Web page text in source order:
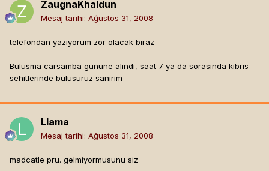
ZaugnaKhaldun
Mesaj tarihi: Ağustos 31, 2008
telefondan yazıyorum zor olacak biraz
Bulusma carsamba gunune alındı, saat 7 ya da sorasında kıbrıs
sehitlerinde bulusuruz sanırım
Llama
Mesaj tarihi: Ağustos 31, 2008
madcatle pru. gelmiyormusunu siz